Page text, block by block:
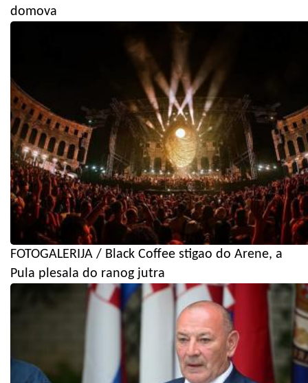
domova
FOTOGALERIJA / Black Coffee stigao do Arene, a
Pula plesala do ranog jutra